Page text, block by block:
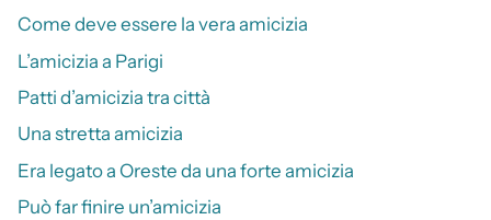
Come deve essere la vera amicizia
L’amicizia a Parigi
Patti d’amicizia tra città
Una stretta amicizia
Era legato a Oreste da una forte amicizia
Può far finire un’amicizia